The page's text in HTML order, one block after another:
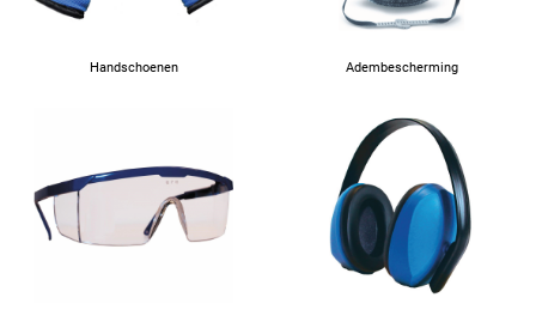
Handschoenen Adembescherming